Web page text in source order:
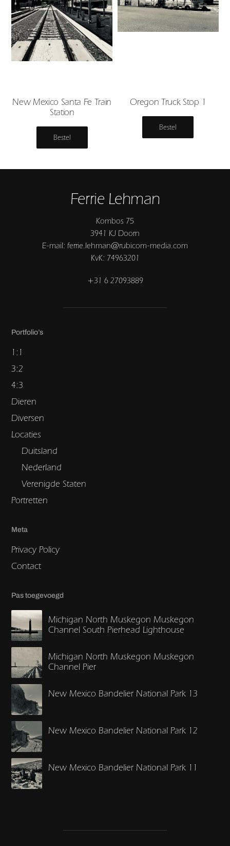
New Mexico Santa Fe Train
Station
Bestel
Oregon Truck Stop 1
Bestel
Ferrie Lehman
Kombos 75
3941 KJ Doorn
E-mail: ferrie.lehman@rubicom-media.com
KvK: 74963201
+31 6 27093889
Portfolio’s
1:1
3:2
4:3
Dieren
Diversen
Locaties
Duitsland
Nederland
Verenigde Staten
Portretten
Meta
Privacy Policy
Contact
Pas toegevoegd
Michigan North Muskegon Muskegon
Channel South Pierhead Lighthouse
Michigan North Muskegon Muskegon
Channel Pier
New Mexico Bandelier National Park 13
New Mexico Bandelier National Park 12
New Mexico Bandelier National Park 11